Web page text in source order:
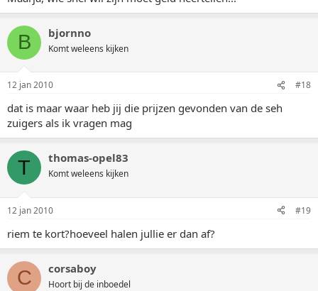
B bjornno
Komt weleens kijken
12 jan 2010 #18
dat is maar waar heb jij die prijzen gevonden van de seh
zuigers als ik vragen mag
T thomas-opel83
Komt weleens kijken
12 jan 2010 #19
riem te kort?hoeveel halen jullie er dan af?
C corsaboy
Hoort bij de inboedel